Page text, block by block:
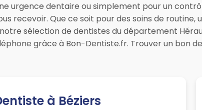
urgence dentaire ou simplement pour un
recevoir. Que ce soit pour des soins de
sélection de dentistes du département
grâce à Bon-Dentiste.fr. Trouver un bon
à Béziers